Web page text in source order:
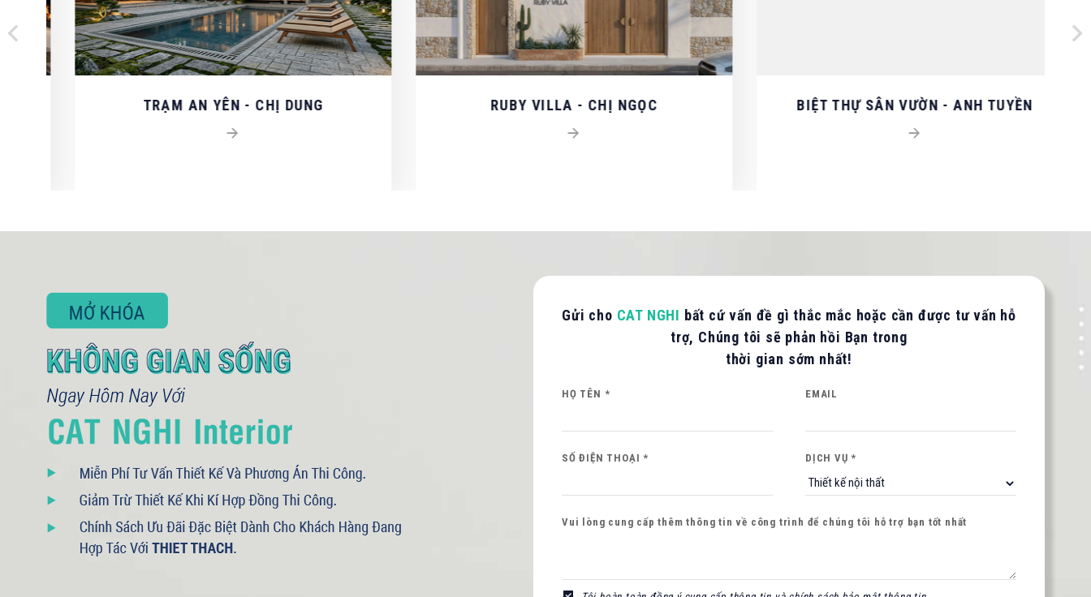
TRẠM AN YÊN - CHỊ DUNG RUBY VILLA - CHỊ NGỌC BIỆT THỰ SÂN VƯỜN - ANH TUYỀN
Gửi cho CAT NGHI bất cứ vấn đề gì thắc mắc hoặc cần được tư vấn hỗ
trợ, Chúng tôi sẽ phản hồi Bạn trong
thời gian sớm nhất!
HỌ TÊN * EMAIL
SỐ ĐIỆN THOẠI * DỊCH VỤ *
Vui lòng cung cấp thêm thông tin về công trình để chúng tôi hỗ trợ bạn tốt nhất
LIÊN HỆ TƯ VẤN / BÁO GIÁ
Quý khách vui lòng cung cấp thông tin để CAT NGHI liên hệ hỗ trợ nhanh nhất.
HỌ VÀ TÊN QUÝ KHÁCH